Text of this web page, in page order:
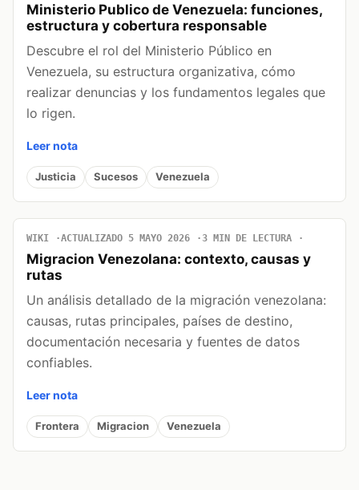
Ministerio Publico de Venezuela: funciones,
estructura y cobertura responsable
Descubre el rol del Ministerio Público en
Venezuela, su estructura organizativa, cómo
realizar denuncias y los fundamentos legales que
lo rigen.
Leer nota
Justicia Sucesos Venezuela
WIKI ACTUALIZADO 5 MAYO 2026 3 MIN DE LECTURA
Migracion Venezolana: contexto, causas y
rutas
Un análisis detallado de la migración venezolana:
causas, rutas principales, países de destino,
documentación necesaria y fuentes de datos
confiables.
Leer nota
Frontera Migracion Venezuela